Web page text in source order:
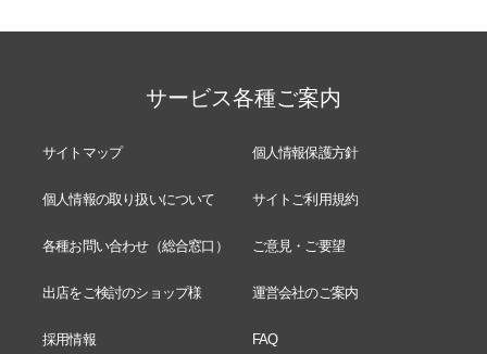
サービス各種ご案内
サイトマップ 個人情報保護方針
個人情報の取り扱いについて サイトご利用規約
各種お問い合わせ（総合窓口） ご意見・ご要望
出店をご検討のショップ様 運営会社のご案内
採用情報 FAQ